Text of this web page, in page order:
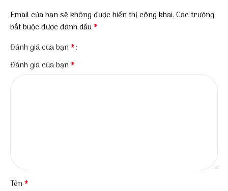
Email của bạn sẽ không được hiển thị công khai. Các trường
bắt buộc được đánh dấu*
Đánh giá của bạn*
Đánh giá của bạn*
Tên*